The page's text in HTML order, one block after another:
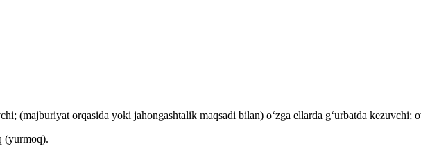
(majburiyat orqasida yoki jahongashtalik maqsadi bilan) oʻzga ellarda gʻurbatda kezuvchi;
(yurmoq).